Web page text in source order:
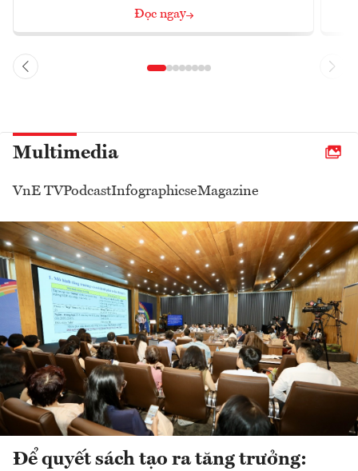
Đọc ngay
Multimedia
VnE TVPodcastInfographicseMagazine
Để quyết sách tạo ra tăng trưởng: